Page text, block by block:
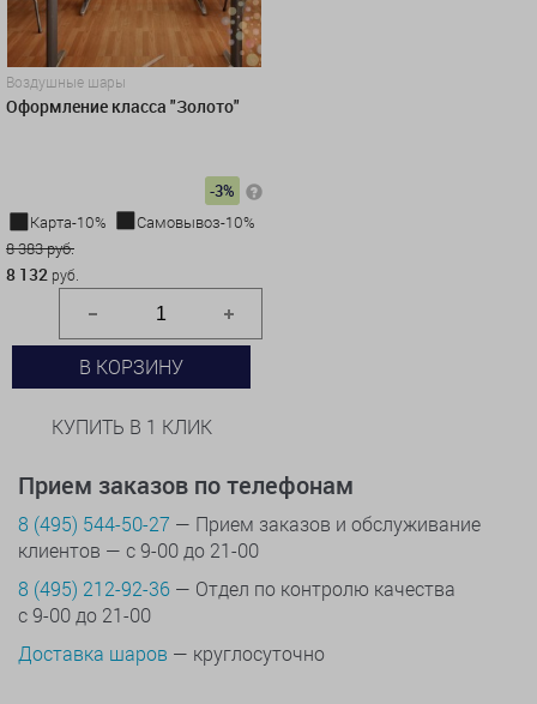
Воздушные шары
Оформление класса "Золото"
-3%
Карта-10%
Самовывоз-10%
8 383 руб.
8 132 руб.
В КОРЗИНУ
КУПИТЬ В 1 КЛИК
Прием заказов по телефонам
8 (495) 544-50-27 — Прием заказов и обслуживание
клиентов — с 9-00 до 21-00
8 (495) 212-92-36 — Отдел по контролю качества
с 9-00 до 21-00
Доставка шаров — круглосуточно